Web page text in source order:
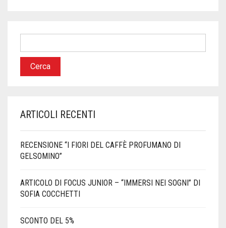
ARTICOLI RECENTI
RECENSIONE “I FIORI DEL CAFFÈ PROFUMANO DI
GELSOMINO”
ARTICOLO DI FOCUS JUNIOR – “IMMERSI NEI SOGNI” DI
SOFIA COCCHETTI
SCONTO DEL 5%